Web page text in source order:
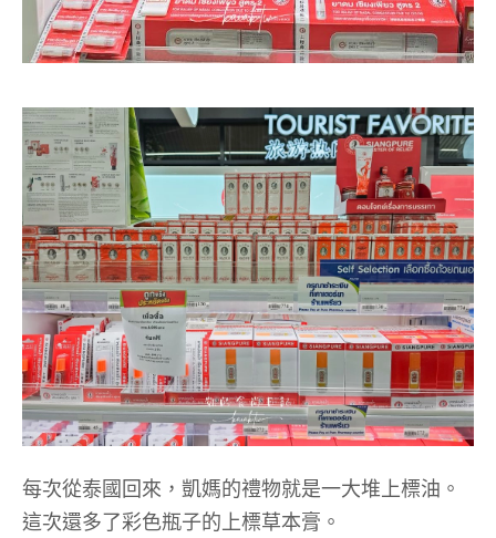
每次從泰國回來，凱媽的禮物就是一大堆上標油。
這次還多了彩色瓶子的上標草本膏。